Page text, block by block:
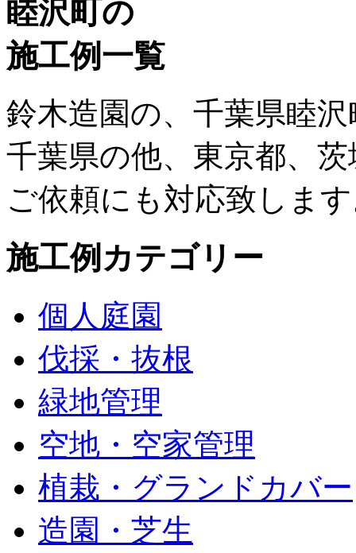
睦沢町の
施工例一覧
鈴木造園の、千葉県睦
千葉県の他、東京都、
ご依頼にも対応致しま
施工例カテゴリー
個人庭園
伐採・抜根
緑地管理
空地・空家管理
植栽・グランドカバー
造園・芝生